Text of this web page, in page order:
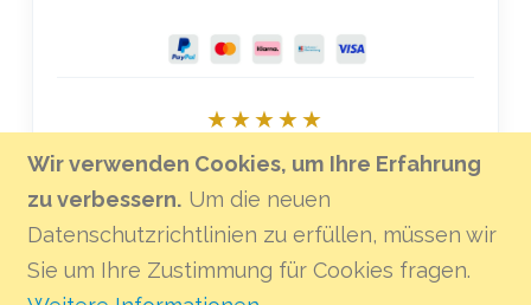
Wir verwenden Cookies, um Ihre Erfahrung
zu verbessern. Um die neuen
Datenschutzrichtlinien zu erfüllen, müssen wir
Sie um Ihre Zustimmung für Cookies fragen.
★★★★★
Bei Google bewerten